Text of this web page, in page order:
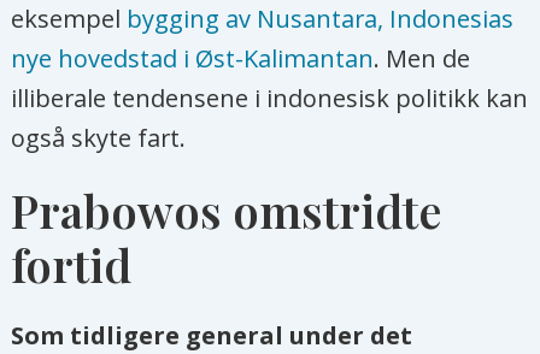
eksempel bygging av Nusantara, Indonesias
nye hovedstad i Øst-Kalimantan. Men de
illiberale tendensene i indonesisk politikk kan
også skyte fart.
Prabowos omstridte
fortid
Som tidligere general under det